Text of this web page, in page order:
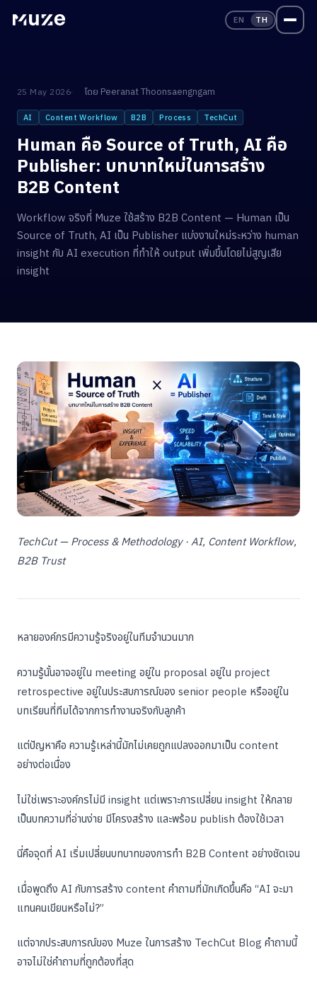
EN TH
25 May 2026 โดย Peeranat Thoonsaengngam
AI Content Workflow B2B Process TechCut
Human คือ Source of Truth, AI คือ
Publisher: บทบาทใหม่ในการสร้าง
B2B Content
Workflow จริงที่ Muze ใช้สร้าง B2B Content — Human เป็น
Source of Truth, AI เป็น Publisher แบ่งงานใหม่ระหว่าง human
insight กับ AI execution ที่ทำให้ output เพิ่มขึ้นโดยไม่สูญเสีย
insight
TechCut — Process & Methodology · AI, Content Workflow,
B2B Trust
หลายองค์กรมีความรู้จริงอยู่ในทีมจำนวนมาก
ความรู้นั้นอาจอยู่ใน meeting อยู่ใน proposal อยู่ใน project
retrospective อยู่ในประสบการณ์ของ senior people หรืออยู่ใน
บทเรียนที่ทีมได้จากการทำงานจริงกับลูกค้า
แต่ปัญหาคือ ความรู้เหล่านี้มักไม่เคยถูกแปลงออกมาเป็น content
อย่างต่อเนื่อง
ไม่ใช่เพราะองค์กรไม่มี insight แต่เพราะการเปลี่ยน insight ให้กลาย
เป็นบทความที่อ่านง่าย มีโครงสร้าง และพร้อม publish ต้องใช้เวลา
นี่คือจุดที่ AI เริ่มเปลี่ยนบทบาทของการทำ B2B Content อย่างชัดเจน
เมื่อพูดถึง AI กับการสร้าง content คำถามที่มักเกิดขึ้นคือ “AI จะมา
แทนคนเขียนหรือไม่?”
แต่จากประสบการณ์ของ Muze ในการสร้าง TechCut Blog คำถามนี้
อาจไม่ใช่คำถามที่ถูกต้องที่สุด